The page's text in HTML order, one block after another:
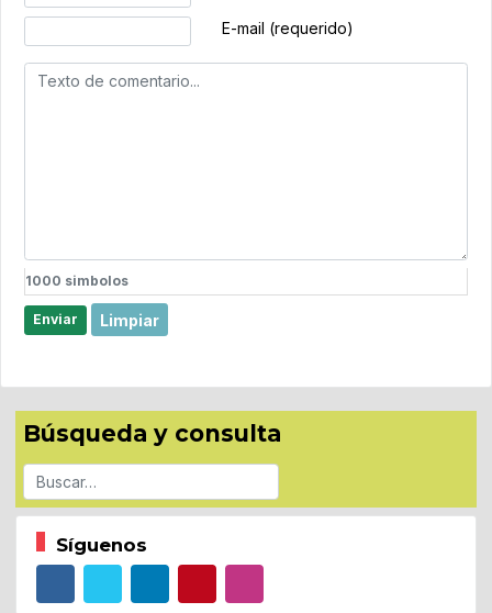
E-mail (requerido)
1000 simbolos
Enviar Limpiar
Búsqueda y consulta
Buscar
Síguenos